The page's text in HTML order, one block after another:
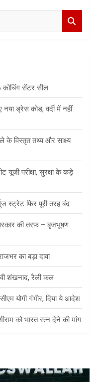
सेंटर सील
नया ड्रेस कोड, वर्दी में नहीं
के विस्तृत तथ्य और साक्ष्य
परीक्षा, सुरक्षा के कड़े
स्ट्रेट फिर पूरी तरह बंद
सरकार की तरफ – बृजभूषण
का बड़ा दावा
शंखनाद, रैली कल
योगी गंभीर, दिया ये आदेश
को भारत रत्न देने की मांग